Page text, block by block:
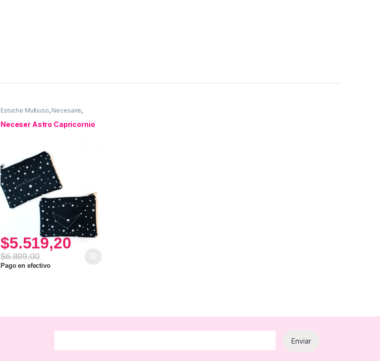
Estuche Multiuso, Necesaire,
Neceser Astro Capricornio
$5.519,20
$6.899,00
Pago en efectivo